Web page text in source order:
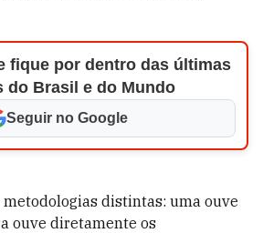
fique por dentro das últimas
do Brasil e do Mundo
Seguir no Google
metodologias distintas: uma ouve
ouve diretamente os